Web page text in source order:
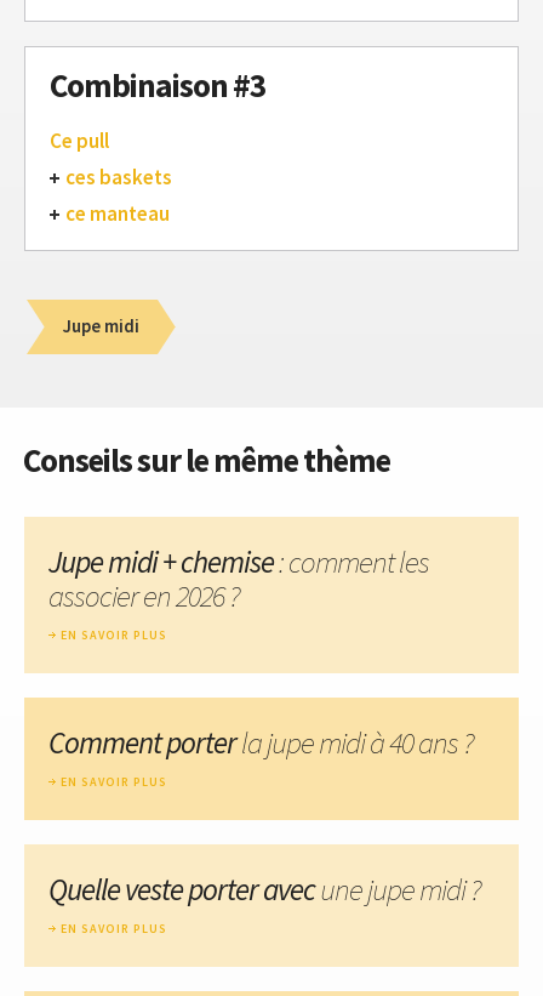
Combinaison #3
Ce pull
ces baskets
ce manteau
Jupe midi
Conseils sur le même thème
Jupe midi + chemise: comment les
associer en 2026 ?
EN SAVOIR PLUS
Comment porterla jupe midi à 40 ans ?
EN SAVOIR PLUS
Quelle veste porter avecune jupe midi ?
EN SAVOIR PLUS